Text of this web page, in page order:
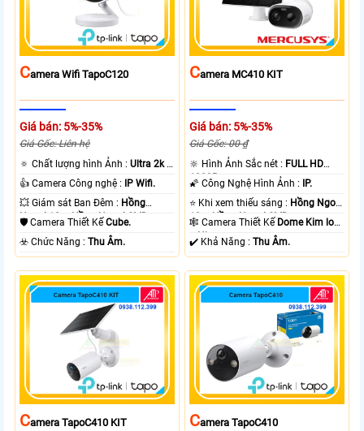
CAmera Wifi TapoC120
Giá bán: 5%-35%
Giá Gốc: Liên hệ
🔅 Chất lượng hình Ảnh :Ultra 2k +
.
👍 Camera Công nghệ :
IP Wifi.
💥 Giám sát Ban Đêm : Hồng
Ngoại 10m Hồng Ngoại SMD.
🛡 Camera Thiết KếCube.
️☣️ Chức Năng :Thu Âm.
CAmera MC410 KIT
Giá bán: 5%-35%
Giá Gốc: 00 ₫
🔆 Hình Ảnh Sắc nét : FULL HD
1080P .
🌠 Công Nghệ Hình Ảnh :
IP.
⭐ Khi xem thiếu sáng : Hồng Ngoại
10m Hồng Ngoại SMD.
🕸️ Camera Thiết Kế Dome Kim loại
+ Nhựa.
️✔️ Khả Năng :Thu Âm.
CAmera TapoC410 KIT CAmera TapoC410